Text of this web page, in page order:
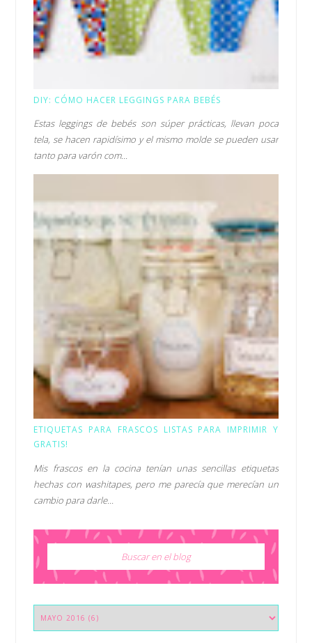
DIY: CÓMO HACER LEGGINGS PARA BEBÉS
Estas leggings de bebés son súper prácticas, llevan poca
tela, se hacen rapidísimo y el mismo molde se pueden usar
tanto para varón com...
ETIQUETAS PARA FRASCOS LISTAS PARA IMPRIMIR Y
GRATIS!
Mis frascos en la cocina tenían unas sencillas etiquetas
hechas con washitapes, pero me parecía que merecían un
cambio para darle...